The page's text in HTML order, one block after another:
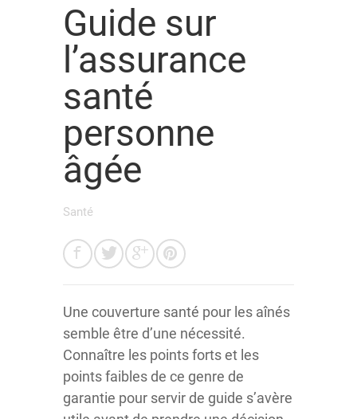
Guide sur
l’assurance
santé
personne
âgée
Santé
Une couverture santé pour les aînés
semble être d’une nécessité.
Connaître les points forts et les
points faibles de ce genre de
garantie pour servir de guide s’avère